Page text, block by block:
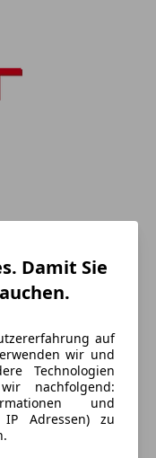
Damit Sie
auf
wir und
Technologien
nachfolgend:
und
IP Adressen) zu